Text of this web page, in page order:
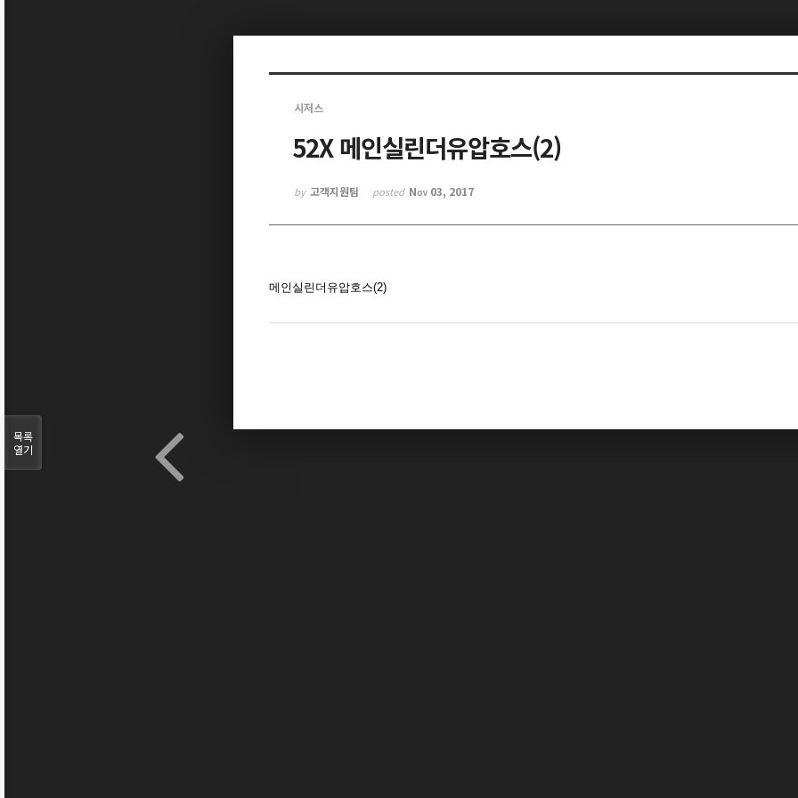
시저스
52X 메인실린더유압호스(2)
by 고객지원팀 posted Nov 03, 2017
메인실린더유압호스(2)
목록
열기
Sketchbook5, 스케치북5